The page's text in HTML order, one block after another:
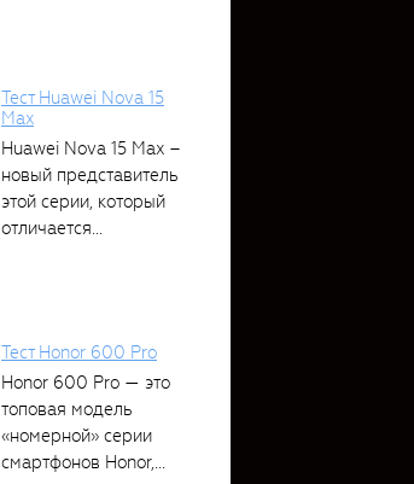
Тест Huawei Nova 15
Max
Huawei Nova 15 Max –
новый представитель
этой серии, который
отличается...
Тест Honor 600 Pro
Honor 600 Pro — это
топовая модель
«номерной» серии
смартфонов Honor,...